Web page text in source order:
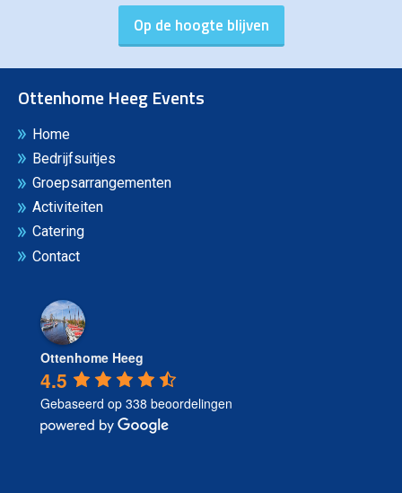
Ottenhome Heeg Events
Home
Bedrijfsuitjes
Groepsarrangementen
Activiteiten
Catering
Contact
Ottenhome Heeg
4.5
Gebaseerd op 338 beoordelingen